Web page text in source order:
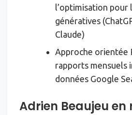
l’optimisation pour
génératives
Claude)
Approche orientée
rapports mensuels
données Google
Adrien Beaujeu en